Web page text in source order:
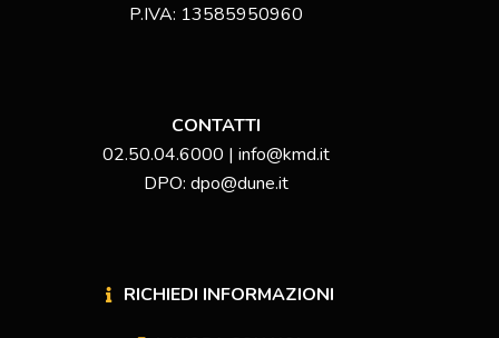
P.IVA: 13585950960
CONTATTI
02.50.04.6000 | info@kmd.it
DPO: dpo@dune.it
RICHIEDI INFORMAZIONI